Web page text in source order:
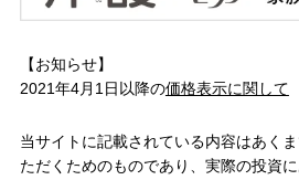
【お知らせ】
2021年4月1日以降の価格表示に関して
当サイトに記載されている内容はあく
ただくためのものであり、実際の投資